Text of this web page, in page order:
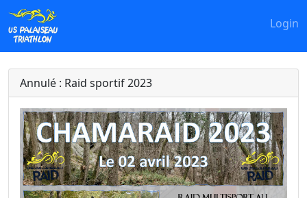
Login
Annulé : Raid sportif 2023